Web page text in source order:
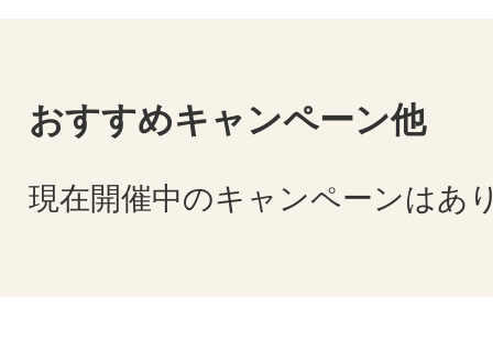
おすすめキャンペーン他
現在開催中のキャンペーンはあ